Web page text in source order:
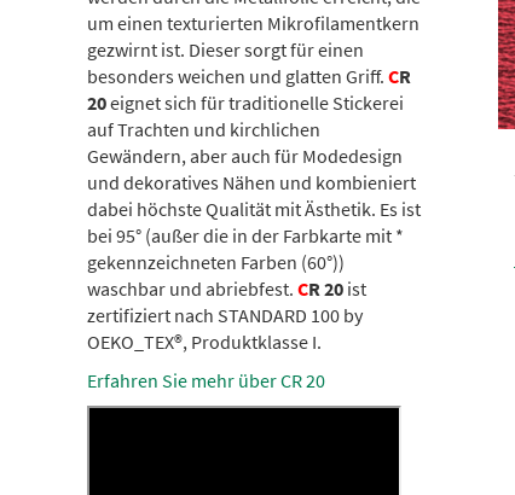
um einen texturierten Mikrofilamentkern
gezwirnt ist. Dieser sorgt für einen
besonders weichen und glatten Griff. CR
20eignet sich für traditionelle Stickerei
auf Trachten und kirchlichen
Gewändern, aber auch für Modedesign
und dekoratives Nähen und kombieniert
dabei höchste Qualität mit Ästhetik. Es ist
bei 95° (außer die in der Farbkarte mit *
gekennzeichneten Farben (60°))
waschbar und abriebfest. CR 20 ist
zertifiziert nach STANDARD 100 by
OEKO_TEX®, Produktklasse I.
Erfahren Sie mehr über CR 20